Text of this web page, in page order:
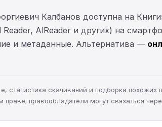
Калбанов доступна на
AlReader и других) на
и метаданные. Альтернатива —
статистика скачиваний и подборка
правообладатели могут связаться